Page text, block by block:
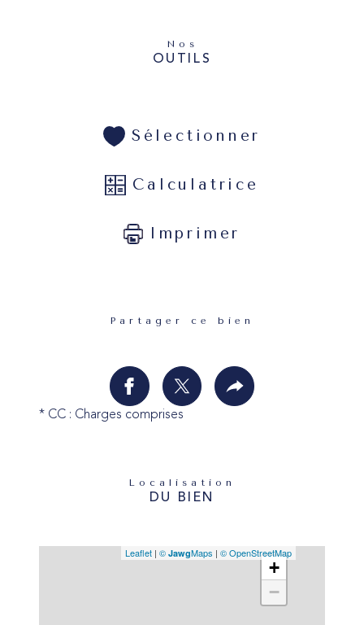
Nos
OUTILS
Sélectionner
Calculatrice
Imprimer
Partager ce bien
* CC : Charges comprises
Localisation
DU BIEN
+
−
Leaflet | © JawgMaps | © OpenStreetMap